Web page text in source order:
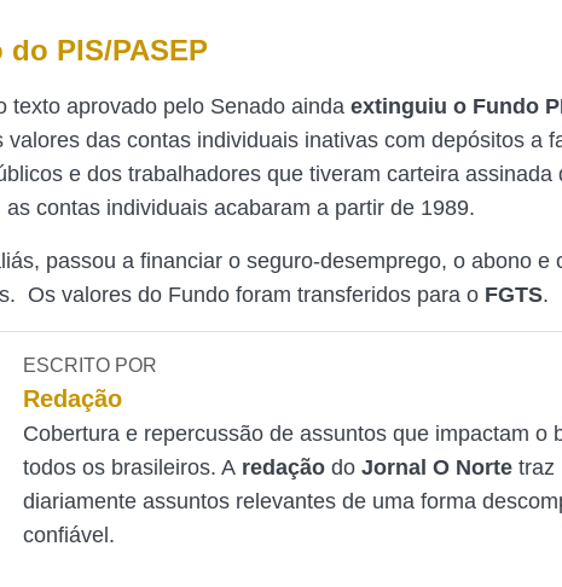
PIS/PASEP
texto aprovado pelo Senado ainda extinguiu o Fundo
valores das contas individuais inativas com depósitos a
e dos trabalhadores que tiveram carteira assinada
as contas individuais acabaram a partir de 1989.
passou a financiar o seguro-desemprego, o abono e
Os valores do Fundo foram transferidos para o FGTS.
ESCRITO POR
Redação
Cobertura e repercussão de assuntos que impactam o
todos os brasileiros. A redaçãodoJornal O Nortetraz
diariamente assuntos relevantes de uma forma
confiável.